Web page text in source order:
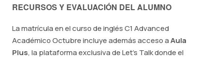
RECURSOS Y EVALUACIÓN DEL ALUMNO
La matrícula en el curso de inglés C1 Advanced
Académico Octubre incluye además acceso aAula
Plus, la plataforma exclusiva de Let's Talk donde el